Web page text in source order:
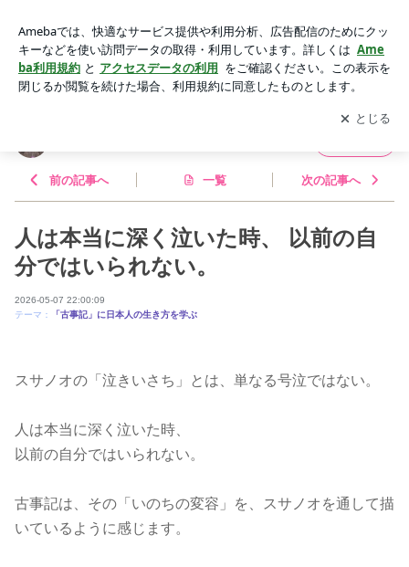
神宮「神の計らい」
アプリをダウンロードして ブログの更新通知
を受け取りまし
ょう。
開く
前の記事へ 一覧 次の記事へ
人は本当に深く泣いた時、 以前の自
分ではいられない。
2026-05-07 22:00:09
テーマ：
「古事記」に日本人の生き方を学ぶ
スサノオの「泣きいさち」とは、単なる号泣ではない。
人は本当に深く泣いた時、
以前の自分ではいられない。
古事記は、その「いのちの変容」を、スサノオを通して描
いているように感じます。